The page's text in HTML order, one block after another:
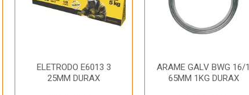
ELETRODO E6013 3
25MM DURAX
ARAME GALV BWG 16/1
65MM 1KG DURAX